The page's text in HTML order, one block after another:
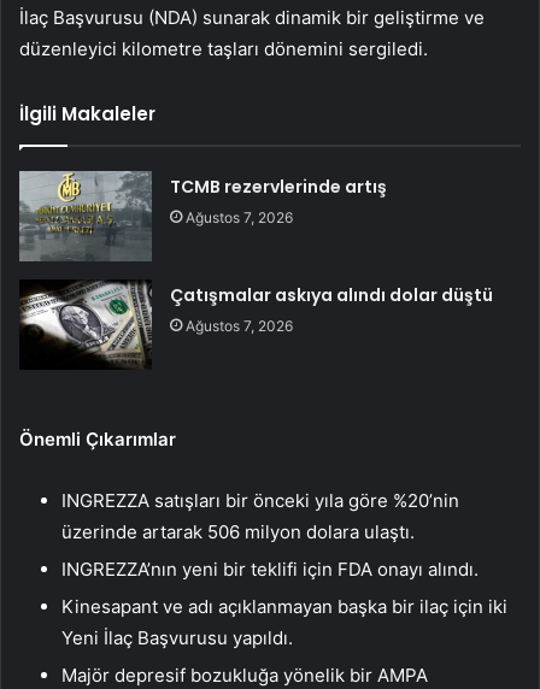
İlaç Başvurusu (NDA) sunarak dinamik bir geliştirme ve
düzenleyici kilometre taşları dönemini sergiledi.
İlgili Makaleler
TCMB rezervlerinde artış
Ağustos 7, 2026
Çatışmalar askıya alındı dolar düştü
Ağustos 7, 2026
Önemli Çıkarımlar
INGREZZA satışları bir önceki yıla göre %20’nin
üzerinde artarak 506 milyon dolara ulaştı.
INGREZZA’nın yeni bir teklifi için FDA onayı alındı.
Kinesapant ve adı açıklanmayan başka bir ilaç için iki
Yeni İlaç Başvurusu yapıldı.
Majör depresif bozukluğa yönelik bir AMPA